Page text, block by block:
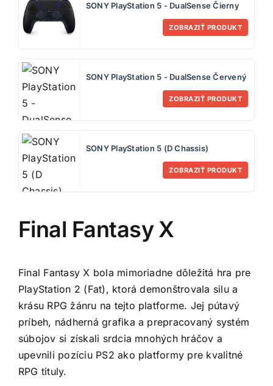
SONY PlayStation 5 - DualSense Čierny
ZOBRAZIŤ PRODUKT
SONY PlayStation 5 - DualSense Červený
ZOBRAZIŤ PRODUKT
SONY PlayStation 5 (D Chassis)
ZOBRAZIŤ PRODUKT
Final Fantasy X
Final Fantasy X bola mimoriadne dôležitá hra pre
PlayStation 2 (Fat), ktorá demonštrovala silu a
krásu RPG žánru na tejto platforme. Jej pútavý
príbeh, nádherná grafika a prepracovaný systém
súbojov si získali srdcia mnohých hráčov a
upevnili pozíciu PS2 ako platformy pre kvalitné
RPG tituly.